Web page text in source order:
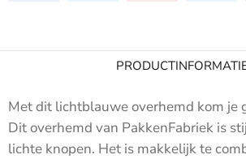
Met dit lichtblauwe overhemd kom je
Dit overhemd van PakkenFabriek is
lichte knopen. Het is makkelijk te